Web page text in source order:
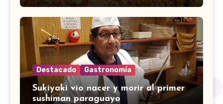
Destacado Gastronomía
Sukiyaki vio nacer y morir al primer
sushiman paraguayo